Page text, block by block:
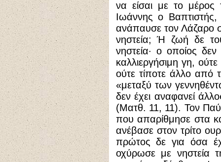
να είσαι με το μέρος
Ιωάννης ο
ανάπαυσε τον Λάζαρο
νηστεία; Ή ζωή δε
νηστεία· ο οποίος δεν
καλλιεργήσιμη γη,
ούτε τίποτε άλλο από
«μεταξύ των
δεν έχει αναφανεί
(Ματθ. 11, 11). Τον
που απαρίθμησε στα
ανέβασε στον τρίτο
πρώτος δε για όσα
οχύρωσε με νηστεία